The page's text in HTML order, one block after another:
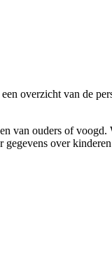
overzicht van de
van ouders of
over